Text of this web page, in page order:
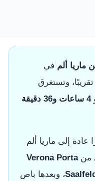
ماريا ألم في
تقريبًا، وتستغرق
4 ساعات و36 دقيقة
عادة إلى ماريا ألم
منVerona Porta
، وبعدها باص